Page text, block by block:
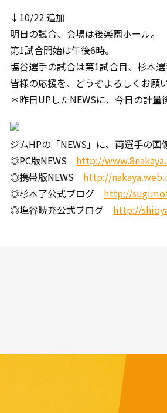
↓10/22 追加
明日の試合、会場は後楽園ホール。
第1試合開始は午後6時。
塩谷選手の試合は第1試合目、杉本
皆様の応援を、どうぞよろしくお願
＊昨日UPしたNEWSに、今日の計量
ジムHPの「NEWS」に、両選手の画
◎PC版NEWS http://
◎携帯版NEWS http://
◎杉本了公式ブログ http://
◎塩谷暁充公式ブログ http://